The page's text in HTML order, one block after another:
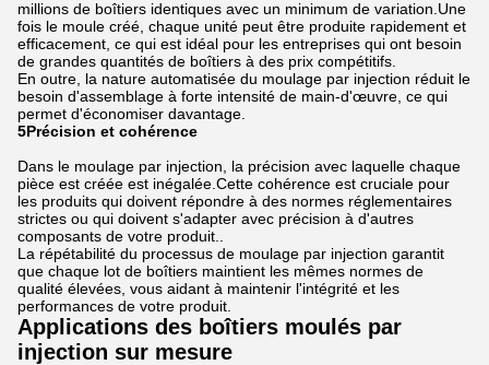
millions de boîtiers identiques avec un minimum de variation.Une
fois le moule créé, chaque unité peut être produite rapidement et
efficacement, ce qui est idéal pour les entreprises qui ont besoin
de grandes quantités de boîtiers à des prix compétitifs.
En outre, la nature automatisée du moulage par injection réduit le
besoin d'assemblage à forte intensité de main-d'œuvre, ce qui
permet d'économiser davantage.
5Précision et cohérence
Dans le moulage par injection, la précision avec laquelle chaque
pièce est créée est inégalée.Cette cohérence est cruciale pour
les produits qui doivent répondre à des normes réglementaires
strictes ou qui doivent s'adapter avec précision à d'autres
composants de votre produit..
La répétabilité du processus de moulage par injection garantit
que chaque lot de boîtiers maintient les mêmes normes de
qualité élevées, vous aidant à maintenir l'intégrité et les
performances de votre produit.
Applications des boîtiers moulés par
injection sur mesure